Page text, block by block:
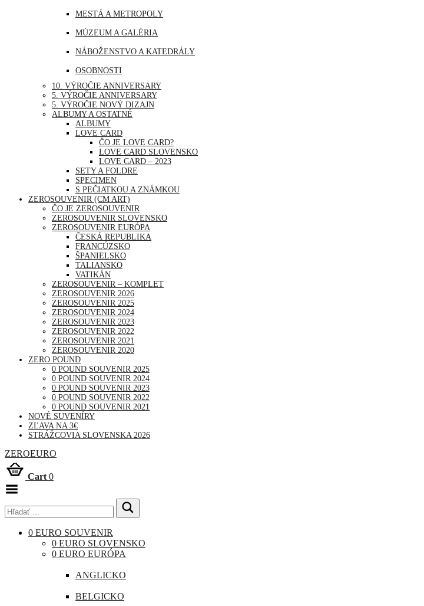
SAUDSKÁ ARÁBIA
THAJSKO
TURECKO
MESTÁ A METROPOLY
MÚZEUM A GALÉRIA
NÁBOŽENSTVO A KATEDRÁLY
OSOBNOSTI
PRÍRODA
ŠPORT
UDALOSTI A VÝROČIA
VOĽNÝ ČAS | ZÁBAVA A RELAX
10. VÝROČIE ANNIVERSARY
5. VÝROČIE ANNIVERSARY
5. VÝROČIE NOVÝ DIZAJN
ALBUMY A OSTATNÉ
ALBUMY
LOVE CARD
ČO JE LOVE CARD?
LOVE CARD SLOVENSKO
LOVE CARD – 2023
SETY A FOLDRE
SPECIMEN
S PEČIATKOU A ZNÁMKOU
ZEROSOUVENIR (CM ART)
ČO JE ZEROSOUVENIR
ZEROSOUVENIR SLOVENSKO
ZEROSOUVENIR EURÓPA
ČESKÁ REPUBLIKA
FRANCÚZSKO
ŠPANIELSKO
TALIANSKO
VATIKÁN
ZEROSOUVENIR – KOMPLET
ZEROSOUVENIR 2026
ZEROSOUVENIR 2025
ZEROSOUVENIR 2024
ZEROSOUVENIR 2023
ZEROSOUVENIR 2022
ZEROSOUVENIR 2021
ZEROSOUVENIR 2020
ZERO POUND
0 POUND SOUVENIR 2025
0 POUND SOUVENIR 2024
0 POUND SOUVENIR 2023
0 POUND SOUVENIR 2022
0 POUND SOUVENIR 2021
NOVÉ SUVENÍRY
ZĽAVA NA 3€
STRÁŽCOVIA SLOVENSKA 2026
ZEROEURO
Cart 0
0 EURO SOUVENIR
0 EURO SLOVENSKO
0 EURO EURÓPA
ANGLICKO
BELGICKO